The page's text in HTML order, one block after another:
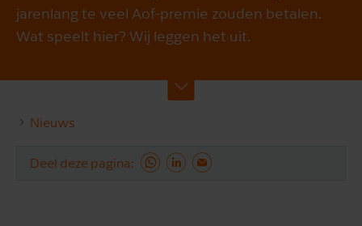
jarenlang te veel Aof-premie zouden betalen.
Wat speelt hier? Wij leggen het uit.
Nieuws
Deel deze pagina